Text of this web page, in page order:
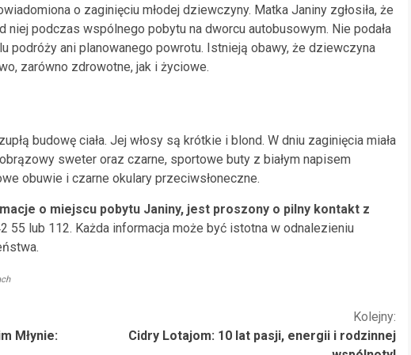
o zaginięciu młodej dziewczyny. Matka Janiny zgłosiła, że
niej podczas wspólnego pobytu na dworcu autobusowym. Nie podała
podróży ani planowanego powrotu. Istnieją obawy, że dziewczyna
zarówno zdrowotne, jak i życiowe.
budowę ciała. Jej włosy są krótkie i blond. W dniu zaginięcia miała
sweter oraz czarne, sportowe buty z białym napisem
obuwie i czarne okulary przeciwsłoneczne.
o miejscu pobytu Janiny, jest proszony o pilny kontakt z
55 lub 112. Każda informacja może być istotna w odnalezieniu
Młynie:
Kolejny:
Cidry Lotajom: 10 lat pasji, energii i rodzinnej